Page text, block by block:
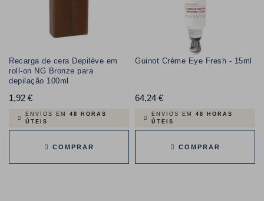
Recarga de cera Depilève em
roll-on NG Bronze para
depilação 100ml
1,92 €Preço
ENVIOS EM 48 HORAS
ÚTEIS
COMPRAR
Guinot Crème Eye Fresh - 15ml
64,24 €Preço
ENVIOS EM 48 HORAS
ÚTEIS
COMPRAR